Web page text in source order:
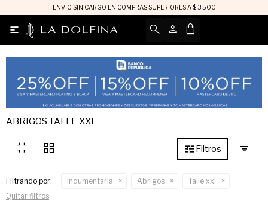
ENVIO SIN CARGO EN COMPRAS SUPERIORES A $ 3.500

ABRIGOS TALLE XXL
fullscreen_exit grid_view
Filtrando por: Indumentaria Abrigos
Talle xxl
Quitar filtros